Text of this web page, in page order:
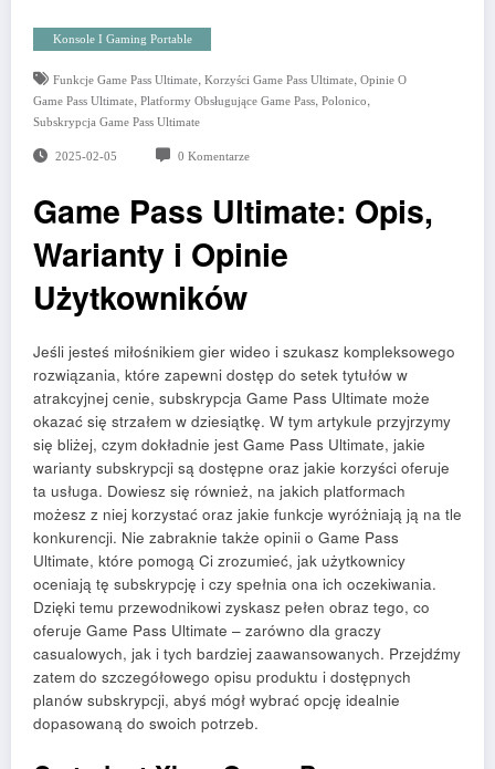
Konsole I Gaming Portable
Funkcje Game Pass Ultimate, Korzyści Game Pass Ultimate, Opinie O
Game Pass Ultimate, Platformy Obsługujące Game Pass, Polonico,
Subskrypcja Game Pass Ultimate
2025-02-05 0 Komentarze
Game Pass Ultimate: Opis,
Warianty i Opinie
Użytkowników
Jeśli jesteś miłośnikiem gier wideo i szukasz kompleksowego
rozwiązania, które zapewni dostęp do setek tytułów w
atrakcyjnej cenie, subskrypcja Game Pass Ultimate może
okazać się strzałem w dziesiątkę. W tym artykule przyjrzymy
się bliżej, czym dokładnie jest Game Pass Ultimate, jakie
warianty subskrypcji są dostępne oraz jakie korzyści oferuje
ta usługa. Dowiesz się również, na jakich platformach
możesz z niej korzystać oraz jakie funkcje wyróżniają ją na tle
konkurencji. Nie zabraknie także opinii o Game Pass
Ultimate, które pomogą Ci zrozumieć, jak użytkownicy
oceniają tę subskrypcję i czy spełnia ona ich oczekiwania.
Dzięki temu przewodnikowi zyskasz pełen obraz tego, co
oferuje Game Pass Ultimate – zarówno dla graczy
casualowych, jak i tych bardziej zaawansowanych. Przejdźmy
zatem do szczegółowego opisu produktu i dostępnych
planów subskrypcji, abyś mógł wybrać opcję idealnie
dopasowaną do swoich potrzeb.